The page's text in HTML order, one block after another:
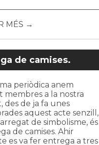
MÉS →
de camises.
periòdica anem
membres a la nostra
des de ja fa unes
aquest acte senzill,
de simbolisme, és
de camises. Ahir
es va fer entrega a tres